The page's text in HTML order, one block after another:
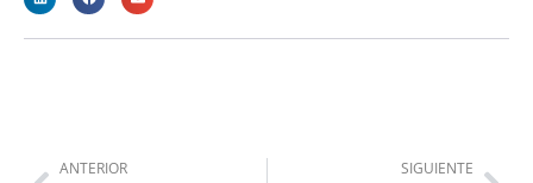
ANTERIOR SIGUIENTE